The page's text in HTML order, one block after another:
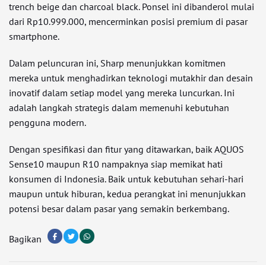
trench beige dan charcoal black. Ponsel ini dibanderol mulai
dari Rp10.999.000, mencerminkan posisi premium di pasar
smartphone.
Dalam peluncuran ini, Sharp menunjukkan komitmen
mereka untuk menghadirkan teknologi mutakhir dan desain
inovatif dalam setiap model yang mereka luncurkan. Ini
adalah langkah strategis dalam memenuhi kebutuhan
pengguna modern.
Dengan spesifikasi dan fitur yang ditawarkan, baik AQUOS
Sense10 maupun R10 nampaknya siap memikat hati
konsumen di Indonesia. Baik untuk kebutuhan sehari-hari
maupun untuk hiburan, kedua perangkat ini menunjukkan
potensi besar dalam pasar yang semakin berkembang.
Bagikan